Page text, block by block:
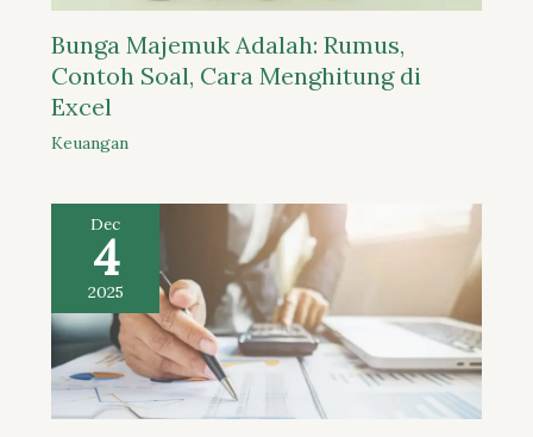
Bunga Majemuk Adalah: Rumus,
Contoh Soal, Cara Menghitung di
Excel
Keuangan
Dec
4
2025